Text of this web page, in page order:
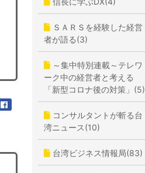
ＳＡＲＳを経験した経営
者が語る(3)
～集中特別連載～テレワ
ーク中の経営者と考える
「新型コロナ後の対策」(5)
コンサルタントが斬る台
湾ニュース(10)
台湾ビジネス情報局(83)